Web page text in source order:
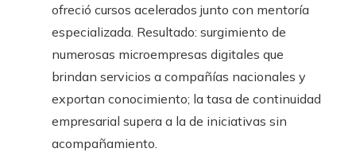
ofreció cursos acelerados junto con mentoría
especializada. Resultado: surgimiento de
numerosas microempresas digitales que
brindan servicios a compañías nacionales y
exportan conocimiento; la tasa de continuidad
empresarial supera a la de iniciativas sin
acompañamiento.